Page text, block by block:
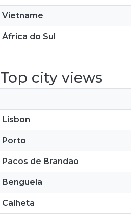
Vietname
África do Sul
Top city views
Lisbon
Porto
Pacos de Brandao
Benguela
Calheta